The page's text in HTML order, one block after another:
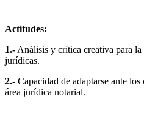
Actitudes:
1.- Análisis y crítica creativa para
jurídicas.
2.- Capacidad de adaptarse ante
área jurídica notarial.